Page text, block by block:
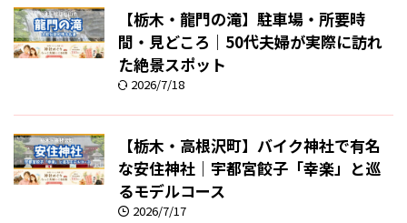
【栃木・龍門の滝】駐車場・所要時
間・見どころ｜50代夫婦が実際に訪れ
た絶景スポット
2026/7/18
【栃木・高根沢町】バイク神社で有名
な安住神社｜宇都宮餃子「幸楽」と巡
るモデルコース
2026/7/17